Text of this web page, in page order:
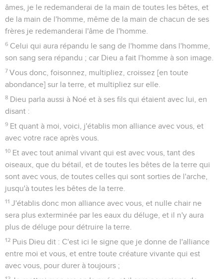
âmes, je le redemanderai de la main de toutes les bêtes, et
de la main de l'homme, même de la main de chacun de ses
frères je redemanderai l'âme de l'homme.
6 Celui qui aura répandu le sang de l'homme dans l'homme,
son sang sera répandu ; car Dieu a fait l'homme à son image.
7 Vous donc, foisonnez, multipliez, croissez [en toute
abondance] sur la terre, et multipliez sur elle.
8 Dieu parla aussi à Noé et à ses fils qui étaient avec lui, en
disant :
9 Et quant à moi, voici, j'établis mon alliance avec vous, et
avec votre race après vous.
10 Et avec tout animal vivant qui est avec vous, tant des
oiseaux, que du bétail, et de toutes les bêtes de la terre qui
sont avec vous, de toutes celles qui sont sorties de l'arche,
jusqu'à toutes les bêtes de la terre.
11 J'établis donc mon alliance avec vous, et nulle chair ne
sera plus exterminée par les eaux du déluge, et il n'y aura
plus de déluge pour détruire la terre.
12 Puis Dieu dit : C'est ici le signe que je donne de l'alliance
entre moi et vous, et entre toute créature vivante qui est
avec vous, pour durer à toujours ;